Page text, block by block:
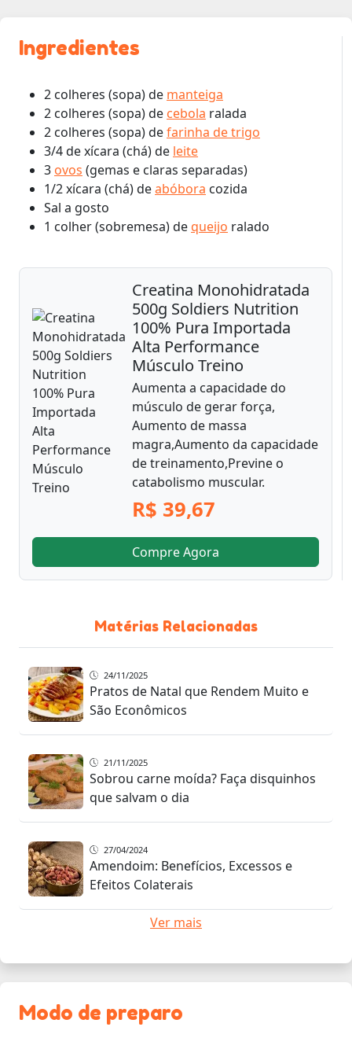
Ingredientes
2 colheres (sopa) de manteiga
2 colheres (sopa) de cebola ralada
2 colheres (sopa) defarinha de trigo
3/4 de xícara (chá) de leite
3 ovos (gemas e claras separadas)
1/2 xícara (chá) deabóbora cozida
Sal a gosto
1 colher (sobremesa) dequeijo ralado
Creatina Monohidratada
500g Soldiers Nutrition
100% Pura Importada
Alta Performance
Músculo Treino
Aumenta a capacidade do
músculo de gerar força,
Aumento de massa
magra,Aumento da capacidade
de treinamento,Previne o
catabolismo muscular.
R$ 39,67
Compre Agora
Matérias Relacionadas
24/11/2025
Pratos de Natal que Rendem Muito e
São Econômicos
21/11/2025
Sobrou carne moída? Faça disquinhos
que salvam o dia
27/04/2024
Amendoim: Benefícios, Excessos e
Efeitos Colaterais
Ver mais
Modo de preparo